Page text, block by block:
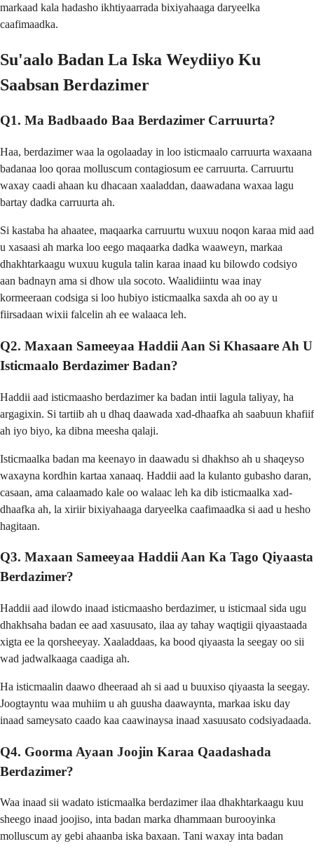
markaad kala hadasho ikhtiyaarrada bixiyahaaga daryeelka
caafimaadka.
Su'aalo Badan La Iska Weydiiyo Ku
Saabsan Berdazimer
Q1. Ma Badbaado Baa Berdazimer Carruurta?
Haa, berdazimer waa la ogolaaday in loo isticmaalo carruurta waxaana
badanaa loo qoraa molluscum contagiosum ee carruurta. Carruurtu
waxay caadi ahaan ku dhacaan xaaladdan, daawadana waxaa lagu
bartay dadka carruurta ah.
Si kastaba ha ahaatee, maqaarka carruurtu wuxuu noqon karaa mid aad
u xasaasi ah marka loo eego maqaarka dadka waaweyn, markaa
dhakhtarkaagu wuxuu kugula talin karaa inaad ku bilowdo codsiyo
aan badnayn ama si dhow ula socoto. Waalidiintu waa inay
kormeeraan codsiga si loo hubiyo isticmaalka saxda ah oo ay u
fiirsadaan wixii falcelin ah ee walaaca leh.
Q2. Maxaan Sameeyaa Haddii Aan Si Khasaare Ah U
Isticmaalo Berdazimer Badan?
Haddii aad isticmaasho berdazimer ka badan intii lagula taliyay, ha
argagixin. Si tartiib ah u dhaq daawada xad-dhaafka ah saabuun khafiif
ah iyo biyo, ka dibna meesha qalaji.
Isticmaalka badan ma keenayo in daawadu si dhakhso ah u shaqeyso
waxayna kordhin kartaa xanaaq. Haddii aad la kulanto gubasho daran,
casaan, ama calaamado kale oo walaac leh ka dib isticmaalka xad-
dhaafka ah, la xiriir bixiyahaaga daryeelka caafimaadka si aad u hesho
hagitaan.
Q3. Maxaan Sameeyaa Haddii Aan Ka Tago Qiyaasta
Berdazimer?
Haddii aad ilowdo inaad isticmaasho berdazimer, u isticmaal sida ugu
dhakhsaha badan ee aad xasuusato, ilaa ay tahay waqtigii qiyaastaada
xigta ee la qorsheeyay. Xaaladdaas, ka bood qiyaasta la seegay oo sii
wad jadwalkaaga caadiga ah.
Ha isticmaalin daawo dheeraad ah si aad u buuxiso qiyaasta la seegay.
Joogtayntu waa muhiim u ah guusha daawaynta, markaa isku day
inaad sameysato caado kaa caawinaysa inaad xasuusato codsiyadaada.
Q4. Goorma Ayaan Joojin Karaa Qaadashada
Berdazimer?
Waa inaad sii wadato isticmaalka berdazimer ilaa dhakhtarkaagu kuu
sheego inaad joojiso, inta badan marka dhammaan burooyinka
molluscum ay gebi ahaanba iska baxaan. Tani waxay inta badan